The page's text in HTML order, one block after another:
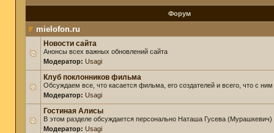
Форум
mielofon.ru
Новости сайта
Анонсы всех важных обновлений сайта
Модератор: Usagi
Клуб поклонников фильма
Обсуждаем все, что касается фильма, его создателей и всего, что с ним
Модератор: Usagi
Гостиная Алисы
В этом разделе обсуждается персонально Наташа Гусева (Мурашкевич)
Модератор: Usagi